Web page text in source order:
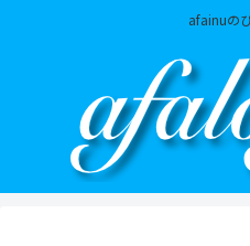
afainuの